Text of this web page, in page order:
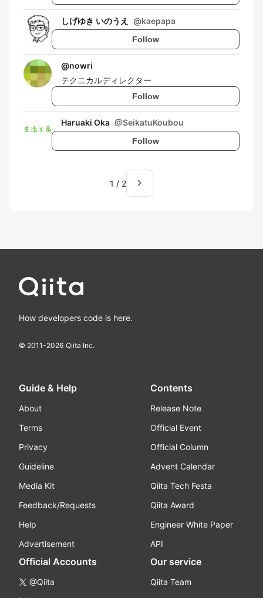
しげゆき いのうえ @kaepapa
Follow
@nowri
テクニカルディレクター
Follow
Haruaki Oka @SeikatuKoubou
Follow
1 / 2 navigate_next
How developers code is here.
© 2011-2026 Qiita Inc.
Guide & Help
About
Terms
Privacy
Guideline
Media Kit
Feedback/Requests
Help
Advertisement
Contents
Release Note
Official Event
Official Column
Advent Calendar
Qiita Tech Festa
Qiita Award
Engineer White Paper
API
Official Accounts
@Qiita
Our service
Qiita Team